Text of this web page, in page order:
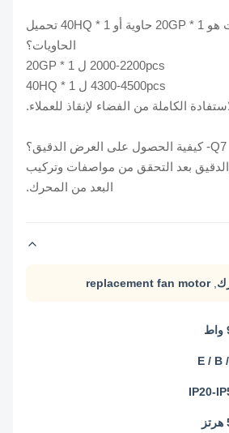
Q6-كم عدد المحركات هو 1 * 20GP حاوية أو 1 * 40HQ تحميل
الحاويات؟
2000-2200pcs ل 1 * 20GP
4300-4500pcs ل 1 * 40HQ
الكاملة من الفضاء لإنقاذ للعملاء.
بعد التحقق من مواصفات وتركيب
البعد من المحرك.
replacement fan